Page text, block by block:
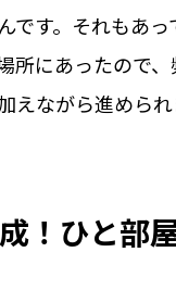
です。それもあ
所にあったので
えながら進められ
！ひと部